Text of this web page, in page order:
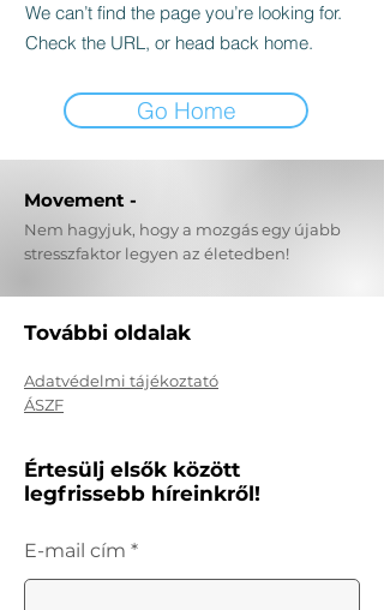
We can’t find the page you’re looking for.
Check the URL, or head back home.
Go Home
Movement -
Nem hagyjuk, hogy a mozgás egy újabb
stresszfaktor legyen az életedben!
További oldalak
Adatvédelmi tájékoztató
ÁSZF
Értesülj elsők között
legfrissebb híreinkről!
E-mail cím